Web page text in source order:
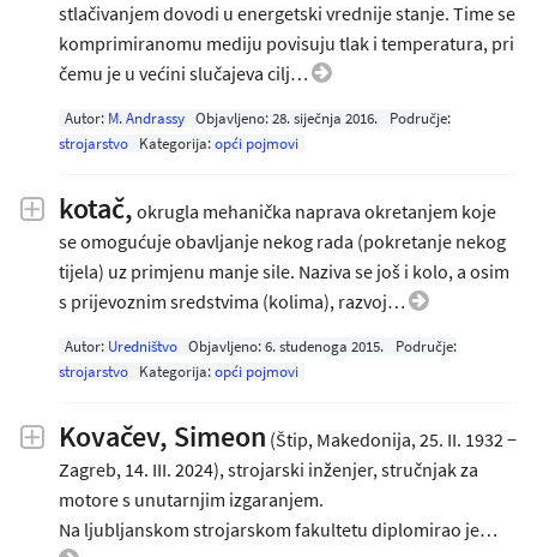
stlačivanjem dovodi u energetski vrednije stanje. Time se
komprimiranomu mediju povisuju tlak i temperatura, pri
čemu je u većini slučajeva cilj…
Autor: M. Andrassy Objavljeno:28. siječnja 2016.
Područje:
strojarstvo
Kategorija:opći pojmovi
kotač, okrugla mehanička naprava okretanjem koje
se omogućuje obavljanje nekog rada (pokretanje nekog
tijela) uz primjenu manje sile. Naziva se još i kolo, a osim
s prijevoznim sredstvima (kolima), razvoj…
Autor: Uredništvo Objavljeno:6. studenoga 2015.
Područje:
strojarstvo
Kategorija:opći pojmovi
Kovačev, Simeon (Štip, Makedonija, 25. II. 1932 −
Zagreb, 14. III. 2024), strojarski inženjer, stručnjak za
motore s unutarnjim izgaranjem.
Na ljubljanskom strojarskom fakultetu diplomirao je…